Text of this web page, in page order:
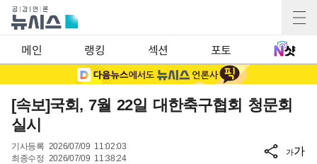
메인 랭킹 섹션 포토
[속보]국회, 7월 22일 대한축구협회 청문회
실시
기사등록 2026/07/09 11:02:03
최종수정 2026/07/09 11:38:24
가가